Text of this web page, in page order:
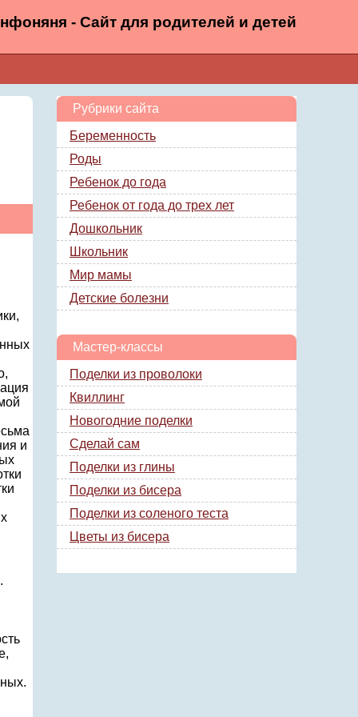
- Сайт для родителей и детей
и
Рубрики сайта
Беременность
Роды
Ребенок до года
Ребенок от года до трех лет
Дошкольник
Школьник
Мир мамы
Детские болезни
Мастер-классы
Поделки из проволоки
Квиллинг
Новогодние поделки
Сделай сам
Поделки из глины
Поделки из бисера
Поделки из соленого теста
Цветы из бисера